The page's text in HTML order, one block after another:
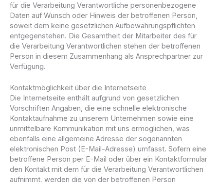
für die Verarbeitung Verantwortliche personenbezogene
Daten auf Wunsch oder Hinweis der betroffenen Person,
soweit dem keine gesetzlichen Aufbewahrungspflichten
entgegenstehen. Die Gesamtheit der Mitarbeiter des für
die Verarbeitung Verantwortlichen stehen der betroffenen
Person in diesem Zusammenhang als Ansprechpartner zur
Verfügung.
Kontaktmöglichkeit über die Internetseite
Die Internetseite enthält aufgrund von gesetzlichen
Vorschriften Angaben, die eine schnelle elektronische
Kontaktaufnahme zu unserem Unternehmen sowie eine
unmittelbare Kommunikation mit uns ermöglichen, was
ebenfalls eine allgemeine Adresse der sogenannten
elektronischen Post (E-Mail-Adresse) umfasst. Sofern eine
betroffene Person per E-Mail oder über ein Kontaktformular
den Kontakt mit dem für die Verarbeitung Verantwortlichen
aufnimmt, werden die von der betroffenen Person